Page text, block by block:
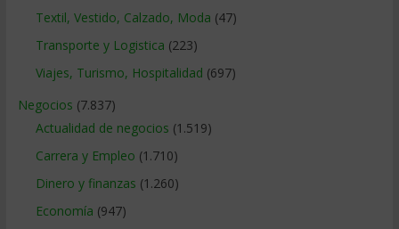
Textil, Vestido, Calzado, Moda (47)
Transporte y Logistica (223)
Viajes, Turismo, Hospitalidad (697)
Negocios (7.837)
Actualidad de negocios (1.519)
Carrera y Empleo (1.710)
Dinero y finanzas (1.260)
Economía (947)